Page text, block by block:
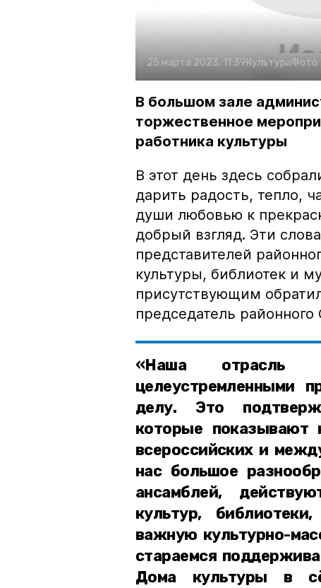
25 марта 2023, 11:39КультураФото:
В большом зале
торжественное
работника культуры
В этот день здесь
дарить радость, тепло,
души любовью к
добрый взгляд. Эти
представителей
культуры, библиотек и
присутствующим
председатель
«Наша отрасль
целеустремленными
делу. Это
которые показывают
всероссийских и
нас большое
ансамблей,
культур,
важную культурно-
стараемся
Дома культуры в